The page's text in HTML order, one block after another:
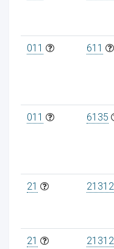
011 611
011 6135
21 21312
21 21312